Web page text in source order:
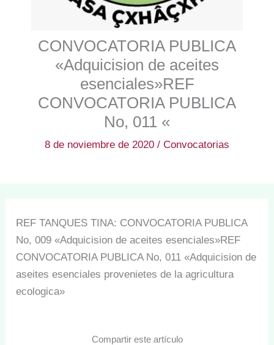
CONVOCATORIA PUBLICA
«Adquicision de aceites
esenciales»REF
CONVOCATORIA PUBLICA
No, 011 «
8 de noviembre de 2020 / Convocatorias
REF TANQUES TINA: CONVOCATORIA PUBLICA
No, 009 «Adquicision de aceites esenciales»REF
CONVOCATORIA PUBLICA No, 011 «Adquicision de
aseites esenciales provenietes de la agricultura
ecologica»
Compartir este artículo